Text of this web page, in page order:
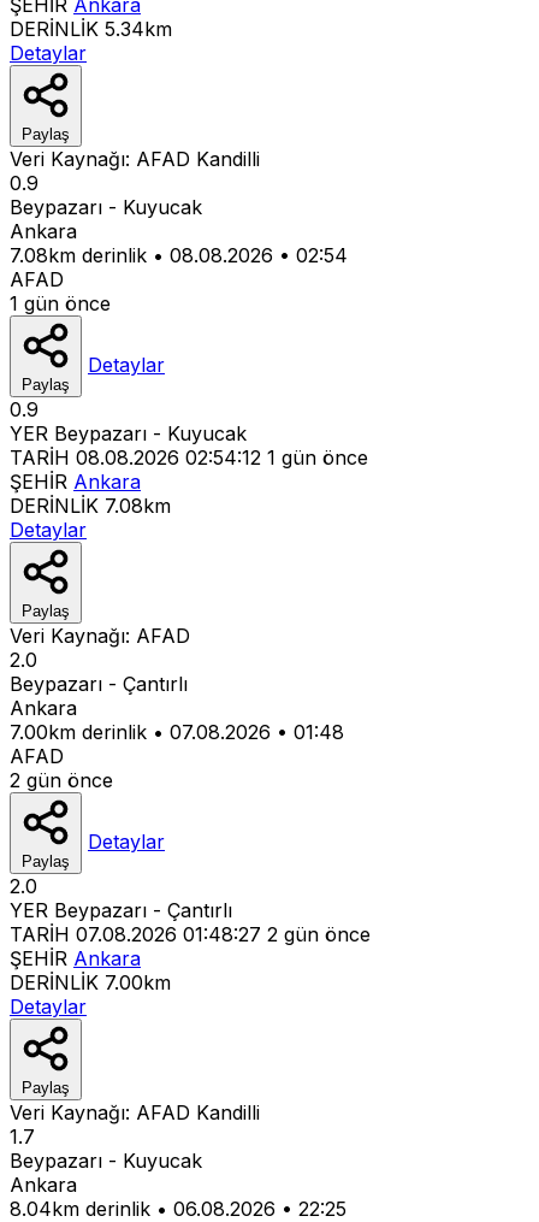
DERİNLİK 5.34km
Detaylar
Paylaş
Veri Kaynağı: AFAD Kandilli
0.9
Beypazarı - Kuyucak
Ankara
7.08km derinlik • 08.08.2026 • 02:54
AFAD
1 gün önce
Paylaş
Detaylar
0.9
YER Beypazarı - Kuyucak
TARİH 08.08.2026 02:54:12 1 gün önce
ŞEHİR Ankara
DERİNLİK 7.08km
Detaylar
Paylaş
Veri Kaynağı: AFAD
2.0
Beypazarı - Çantırlı
Ankara
7.00km derinlik • 07.08.2026 • 01:48
AFAD
2 gün önce
Paylaş
Detaylar
2.0
YER Beypazarı - Çantırlı
TARİH 07.08.2026 01:48:27 2 gün önce
ŞEHİR Ankara
DERİNLİK 7.00km
Detaylar
Paylaş
Veri Kaynağı: AFAD Kandilli
1.7
Beypazarı - Kuyucak
Ankara
8.04km derinlik • 06.08.2026 • 22:25